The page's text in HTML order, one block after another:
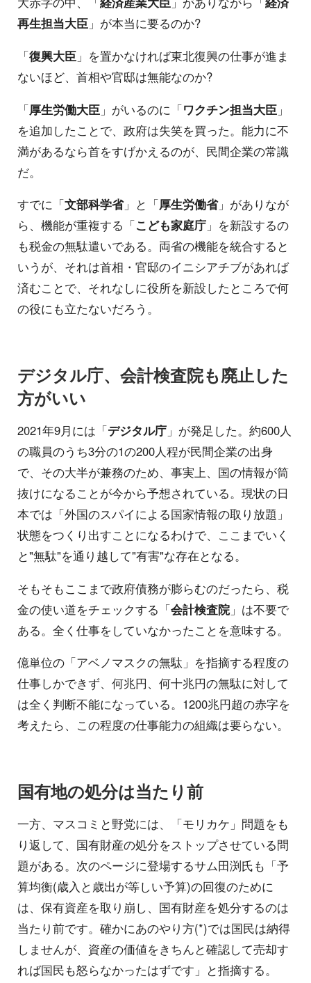
再生担当大臣 」が本当に要るのか?
「復興大臣 」を置かなければ東北復興の仕事が進ま
ないほど、首相や官邸は無能なのか?
「厚生労働大臣 」がいるのに「ワクチン担当大臣 」
を追加したことで、政府は失笑を買った。能力に不
満があるなら首をすげかえるのが、民間企業の常識
だ。
すでに「文部科学省」と「厚生労働省」がありなが
ら、機能が重複する「こども家庭庁 」を新設するの
も税金の無駄遣いである。両省の機能を統合すると
いうが、それは首相・官邸のイニシアチブがあれば
済むことで、それなしに役所を新設したところで何
の役にも立たないだろう。
デジタル庁、会計検査院も廃止した
方がいい
2021年9月には「デジタル庁 」が発足した。約600人
の職員のうち3分の1の200人程が民間企業の出身
で、その大半が兼務のため、事実上、国の情報が筒
抜けになることが今から予想されている。現状の日
本では「外国のスパイによる国家情報の取り放題」
状態をつくり出すことになるわけで、ここまでいく
と"無駄"を通り越して"有害"な存在となる。
そもそもここまで政府債務が膨らむのだったら、税
金の使い道をチェックする「会計検査院」は不要で
ある。全く仕事をしていなかったことを意味する。
億単位の「アベノマスクの無駄」を指摘する程度の
仕事しかできず、何兆円、何十兆円の無駄に対して
は全く判断不能になっている。1200兆円超の赤字を
考えたら、この程度の仕事能力の組織は要らない。
国有地の処分は当たり前
一方、マスコミと野党には、「モリカケ」問題をも
り返して、国有財産の処分をストップさせている問
題がある。次のページに登場するサム田渕氏も「予
算均衡(歳入と歳出が等しい予算)の回復のために
は、保有資産を取り崩し、国有財産を処分するのは
当たり前です。確かにあのやり方(*)では国民は納得
しませんが、資産の価値をきちんと確認して売却す
れば国民も怒らなかったはずです」と指摘する。